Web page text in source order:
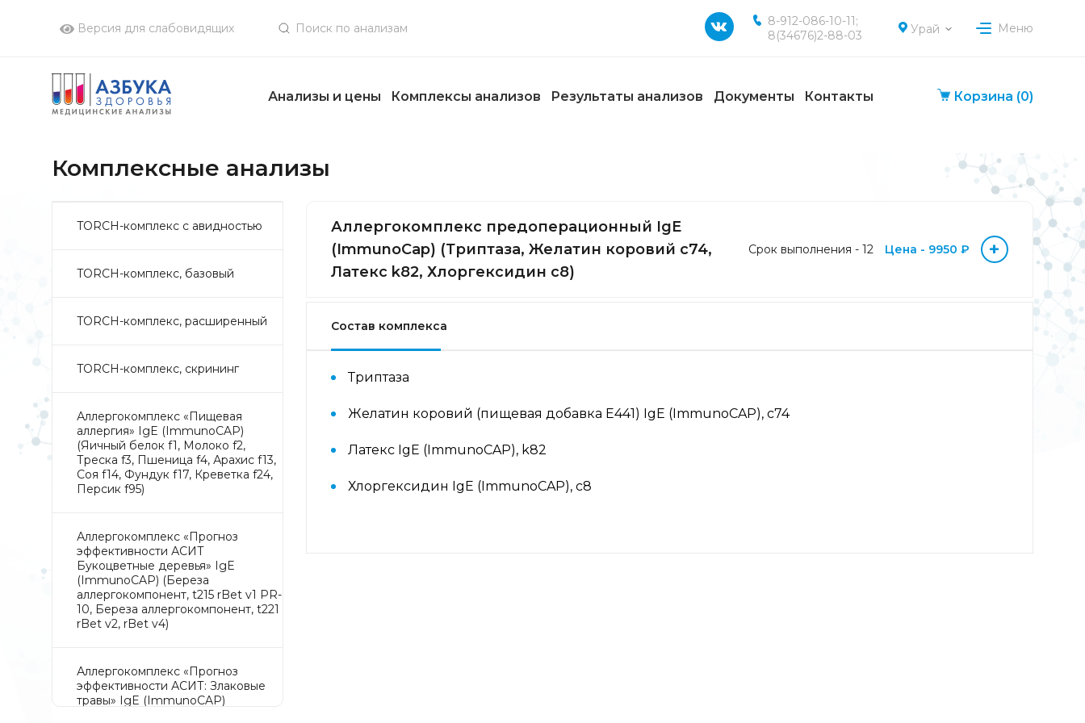
Версия для слабовидящих
8-912-086-10-11;
8(34676)2-88-03
Урай Меню
Анализы и цены Комплексы анализов Результаты анализов Документы Контакты Корзина (0)
Комплексные анализы
TORCH-комплекс с авидностью
TORCH-комплекс, базовый
TORCH-комплекс, расширенный
TORCH-комплекс, скрининг
Аллергокомплекс «Пищевая
аллергия» IgE (ImmunoCAP)
(Яичный белок f1, Молоко f2,
Треска f3, Пшеница f4, Арахис f13,
Соя f14, Фундук f17, Креветка f24,
Персик f95)
Аллергокомплекс «Прогноз
эффективности АСИТ
Букоцветные деревья» IgE
(ImmunoCAP) (Береза
аллергокомпонент, t215 rBet v1 PR-
10, Береза аллергокомпонент, t221
rBet v2, rBet v4)
Аллергокомплекс «Прогноз
эффективности АСИТ: Злаковые
травы» IgE (ImmunoCAP)
Аллергокомплекс предоперационный IgE
(ImmunoCap) (Триптаза, Желатин коровий с74,
Латекс k82, Хлоргексидин с8)
Срок выполнения - 12 Цена - 9950 ₽ +
Состав комплекса
Триптаза
Желатин коровий (пищевая добавка Е441) IgE (ImmunoCAP), c74
Латекс IgE (ImmunoCAP), k82
Хлоргексидин IgE (ImmunoCAP), c8